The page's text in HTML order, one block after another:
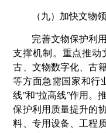
（九）加快文物
完善文物保护利
支撑机制。重点推动
古、文物数字化、古
等方面急需国家和行
线”和“拉高线”作用
保护利用质量提升的
料、专用设备、工程